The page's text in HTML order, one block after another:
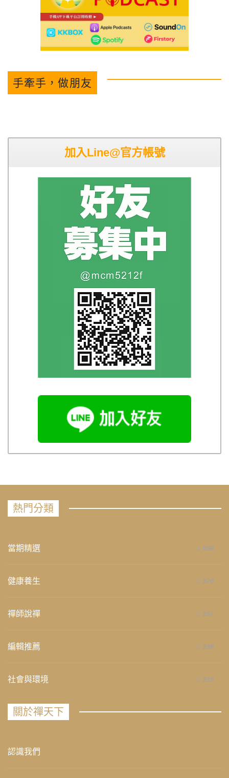
手牽手，做朋友
加入Line@官方帳號
熱門分類
當期精選 658
健康養生 276
禪師說禪 267
編輯推薦 236
社會與環境 235
關於禪天下
認識我們